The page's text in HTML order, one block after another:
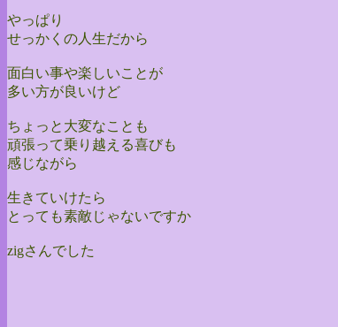
やっぱり
せっかくの人生だから
面白い事や楽しいことが
多い方が良いけど
ちょっと大変なことも
頑張って乗り越える喜びも
感じながら
生きていけたら
とっても素敵じゃないですか
zigさんでした